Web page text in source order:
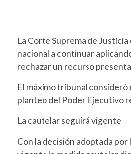
La Corte Suprema de
nacional a continuar
rechazar un recurso
El máximo tribunal
planteo del Poder Ejecutivo
La cautelar seguirá vigente
Con la decisión adoptada